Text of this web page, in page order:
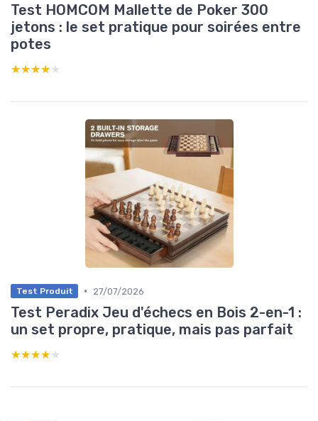
Test HOMCOM Mallette de Poker 300
jetons : le set pratique pour soirées entre
potes
★★★★★
★★★★★
Test Produit • 27/07/2026
Test Peradix Jeu d'échecs en Bois 2-en-1 :
un set propre, pratique, mais pas parfait
★★★★★
★★★★★